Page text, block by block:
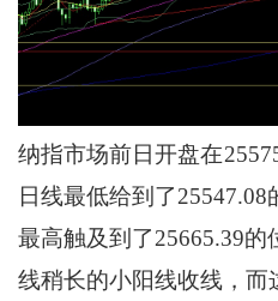
纳指市场前日开盘在
日线最低给到了
最高触及到了25665.39
线稍长的小阳线收线，而